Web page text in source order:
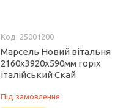
25001200
Марсель Новий вітальня
2160х3920х590мм горіх
італійський Скай
Під замовлення